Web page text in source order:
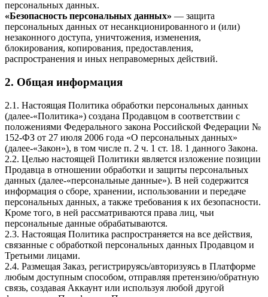
персональных данных.
«Безопасность персональных данных» — защита
персональных данных от несанкционированного и (или)
незаконного доступа, уничтожения, изменения,
блокирования, копирования, предоставления,
распространения и иных неправомерных действий.
2. Общая информация
2.1. Настоящая Политика обработки персональных данных
(далее-«Политика») создана Продавцом в соответствии с
положениями Федерального закона Российской Федерации №
152-ФЗ от 27 июля 2006 года «О персональных данных»
(далее-«Закон»), в том числе п. 2 ч. 1 ст. 18. 1 данного Закона.
2.2. Целью настоящей Политики является изложение позиции
Продавца в отношении обработки и защиты персональных
данных (далее-«персональные данные»). В ней содержится
информация о сборе, хранении, использовании и передаче
персональных данных, а также требования к их безопасности.
Кроме того, в ней рассматриваются права лиц, чьи
персональные данные обрабатываются.
2.3. Настоящая Политика распространяется на все действия,
связанные с обработкой персональных данных Продавцом и
Третьими лицами.
2.4. Размещая Заказ, регистрируясь/авторизуясь в Платформе
любым доступным способом, отправляя претензию/обратную
связь, создавая Аккаунт или используя любой другой